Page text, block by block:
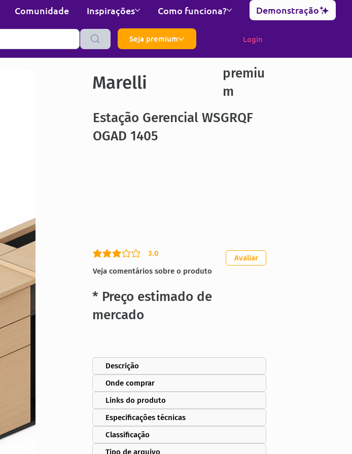
Comunidade Inspirações Como funciona? Demonstração
Seja premium Login
Marelli
premiu
m
Estação Gerencial WSGRQF
OGAD 1405
3.0
classificação média é 3 de 5
Veja comentários sobre o produto
Avaliar
* Preço estimado de
mercado
Descrição
Onde comprar
Links do produto
Especificações técnicas
Classificação
Tipo de arquivo